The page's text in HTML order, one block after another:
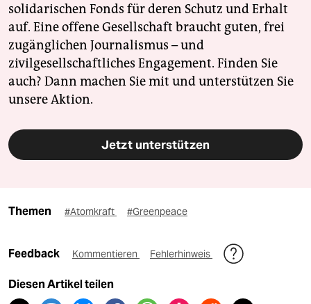
solidarischen Fonds für deren Schutz und Erhalt
auf. Eine offene Gesellschaft braucht guten, frei
zugänglichen Journalismus – und
zivilgesellschaftliches Engagement. Finden Sie
auch? Dann machen Sie mit und unterstützen Sie
unsere Aktion.
Jetzt unterstützen
Themen #Atomkraft #Greenpeace
Feedback Kommentieren Fehlerhinweis
Diesen Artikel teilen